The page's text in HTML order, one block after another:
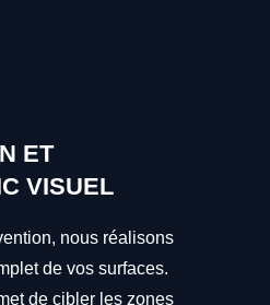
ET
VISUEL
nous réalisons
de vos surfaces.
de cibler les zones